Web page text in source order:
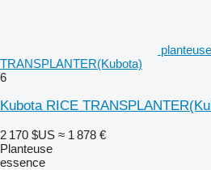
TRANSPLANTER(Kubota)
6
Kubota RICE
2 170 $US ≈ 1 878 €
Planteuse
essence